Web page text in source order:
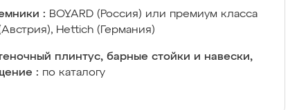
: BOYARD (Россия) или премиум класса
Hettich (Германия)
плинтус, барные стойки и навески,
: по каталогу